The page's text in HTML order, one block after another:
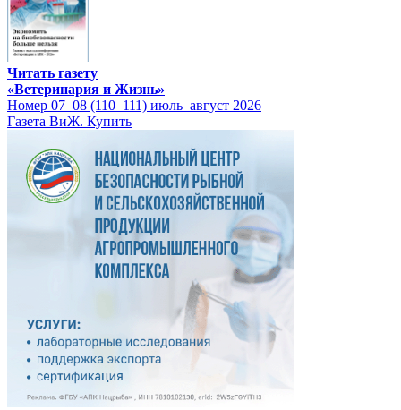
Читать газету
«Ветеринария и Жизнь»
Номер 07–08 (110–111) июль–август 2026
Газета ВиЖ. Купить